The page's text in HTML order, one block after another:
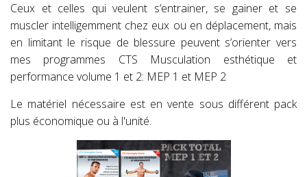
Ceux et celles qui veulent s’entrainer, se gainer et se
muscler intelligemment chez eux ou en déplacement, mais
en limitant le risque de blessure peuvent s’orienter vers
mes programmes CTS Musculation esthétique et
performance volume 1 et 2: MEP 1 et MEP 2
Le matériel nécessaire est en vente sous différent pack
plus économique ou à l'unité.